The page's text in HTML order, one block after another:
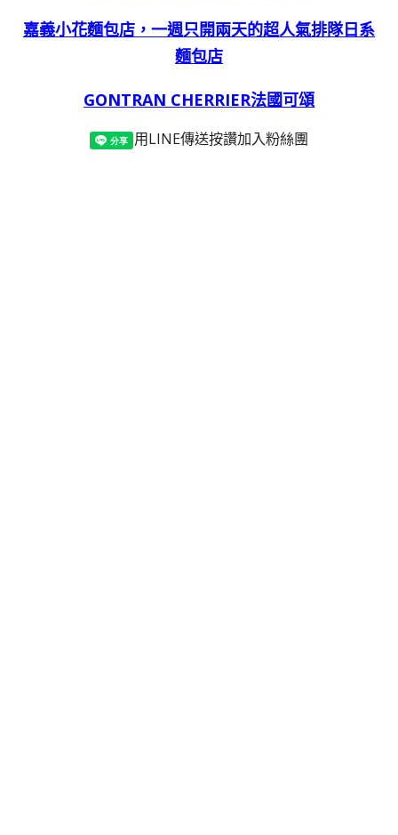
嘉義小花麵包店，一週只開兩天的超人氣排隊日系
麵包店
GONTRAN CHERRIER法國可頌
用LINE傳送按讚加入粉絲團